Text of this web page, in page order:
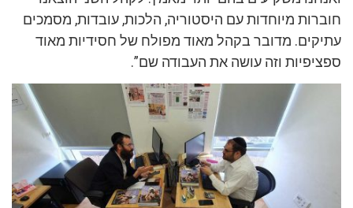
חוברות מיוחדות עם היסטוריה, הלכות, עובדות, מסמכים
עתיקים. מדובר בקהל מאוד מפולח של חסידיות מאוד
ספציפיות וזה עושה את העבודה שם”.